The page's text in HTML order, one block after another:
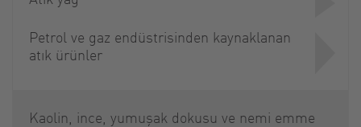
Petrol ve gaz endüstrisinden kaynaklanan
atık ürünler
Kaolin, ince, yumuşak dokusu ve nemi emme